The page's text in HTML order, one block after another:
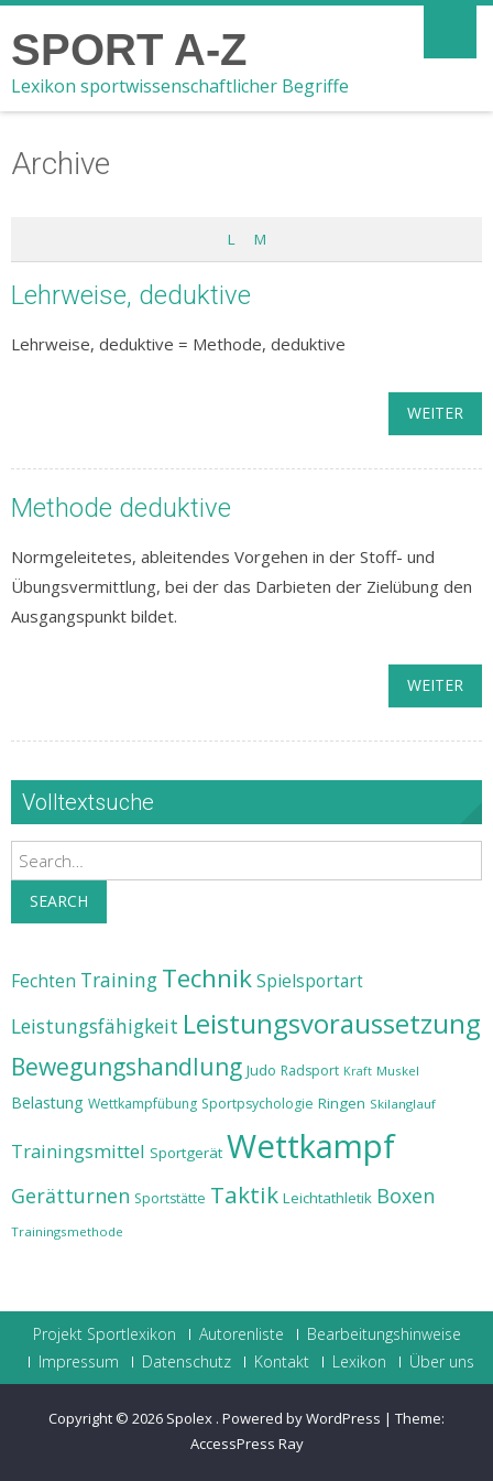
SPORT A-Z
Lexikon sportwissenschaftlicher Begriffe
Archive
L M
Lehrweise, deduktive
Lehrweise, deduktive = Methode, deduktive
WEITER
Methode deduktive
Normgeleitetes, ableitendes Vorgehen in der Stoff- und
Übungsvermittlung, bei der das Darbieten der Zielübung den
Ausgangspunkt bildet.
WEITER
Volltextsuche
Search
SEARCH
Fechten Training TechnikSpielsportart
Leistungsfähigkeit Leistungsvoraussetzung
Bewegungshandlung Judo Radsport Kraft Muskel
Belastung Wettkampfübung Sportpsychologie Ringen Skilanglauf
Trainingsmittel Sportgerät Wettkampf
Gerätturnen Sportstätte Taktik Leichtathletik Boxen
Trainingsmethode
Projekt Sportlexikon Autorenliste
Bearbeitungshinweise
Impressum
Datenschutz Kontakt Lexikon Über uns
Copyright © 2026 Spolex . Powered by WordPress | Theme:
AccessPress Ray